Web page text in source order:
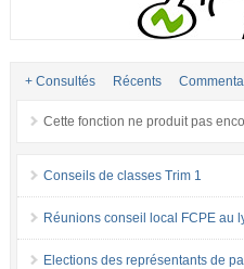
+ Consultés Récents
Cette fonction ne produit pas
Conseils de classes Trim 1
Réunions conseil local FCPE au
Elections des représentants de